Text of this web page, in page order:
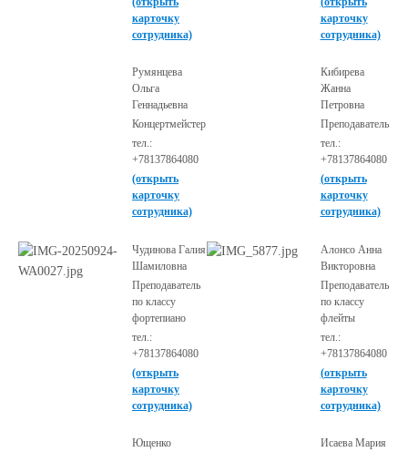
карточку
сотрудника)
карточку
сотрудника)
Румянцева
Ольга
Геннадьевна
Концертмейстер
тел.:
+78137864080
(открыть
карточку
сотрудника)
Кибирева
Жанна
Петровна
Преподаватель
тел.:
+78137864080
(открыть
карточку
сотрудника)
Чудинова Галия
Шамиловна
Преподаватель
по классу
фортепиано
тел.:
+78137864080
(открыть
карточку
сотрудника)
Алонсо Анна
Викторовна
Преподаватель
по классу
флейты
тел.:
+78137864080
(открыть
карточку
сотрудника)
Ющенко
Исаева Мария